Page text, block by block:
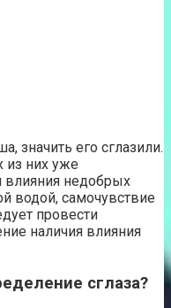
значить его сглазили.
из них уже
влияния недобрых
водой, самочувствие
провести
наличия влияния
сглаза?